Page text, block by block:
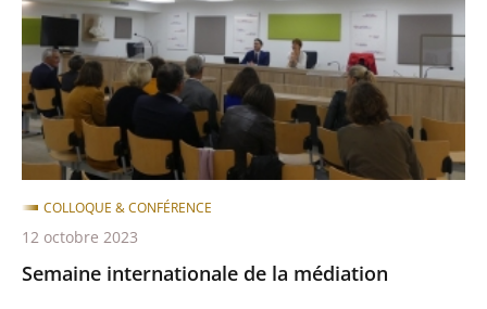
médiation
Semaine internationale de la médiation
COLLOQUE & CONFÉRENCE
12 octobre 2023